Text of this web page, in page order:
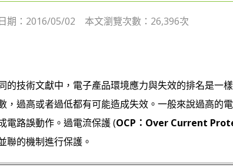
期：2016/05/02 本文瀏覽次數：26,396次
的技術文獻中，電子產品環境應力與失效的排名是一
，過高或者過低都有可能造成失效。一般來說過高的
電路誤動作。過電流保護 (OCP：Over Current
聯的機制進行保護。